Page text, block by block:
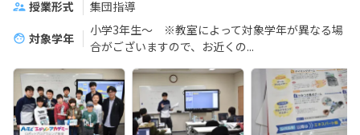
授業形式
集団指導
対象学年
小学3年生～ ※教室によって対象学年が異なる場
合がございますので、お近くの...